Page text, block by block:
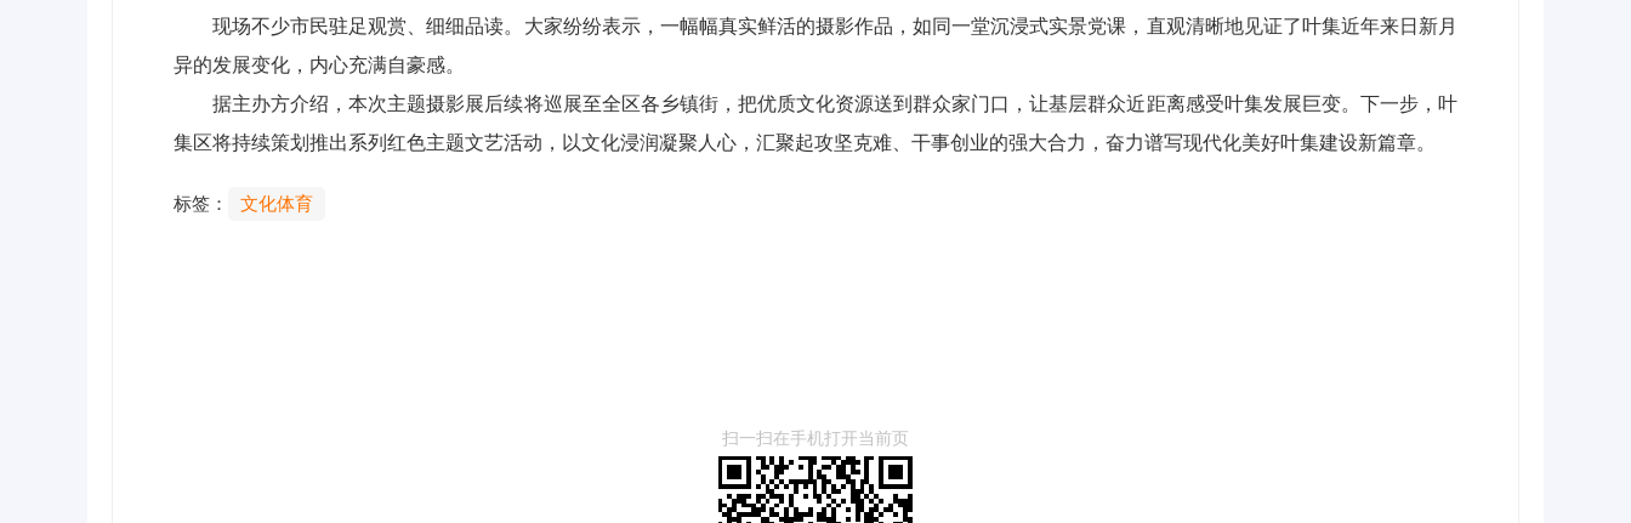
现场不少市民驻足观赏、细细品读。大家纷纷表示，一幅幅真实鲜活的摄影作品，如同一堂沉浸式实景党课，直观清晰地见证了叶集近年来日新月
异的发展变化，内心充满自豪感。
据主办方介绍，本次主题摄影展后续将巡展至全区各乡镇街，把优质文化资源送到群众家门口，让基层群众近距离感受叶集发展巨变。下一步，叶
集区将持续策划推出系列红色主题文艺活动，以文化浸润凝聚人心，汇聚起攻坚克难、干事创业的强大合力，奋力谱写现代化美好叶集建设新篇章。
标签： 文化体育
扫一扫在手机打开当前页